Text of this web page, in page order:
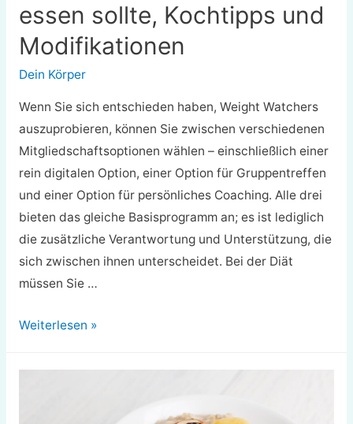
essen sollte, Kochtipps und
Modifikationen
Dein Körper
Wenn Sie sich entschieden haben, Weight Watchers
auszuprobieren, können Sie zwischen verschiedenen
Mitgliedschaftsoptionen wählen – einschließlich einer
rein digitalen Option, einer Option für Gruppentreffen
und einer Option für persönliches Coaching. Alle drei
bieten das gleiche Basisprogramm an; es ist lediglich
die zusätzliche Verantwortung und Unterstützung, die
sich zwischen ihnen unterscheidet. Bei der Diät
müssen Sie …
Weight
Was
Weiterlesen »